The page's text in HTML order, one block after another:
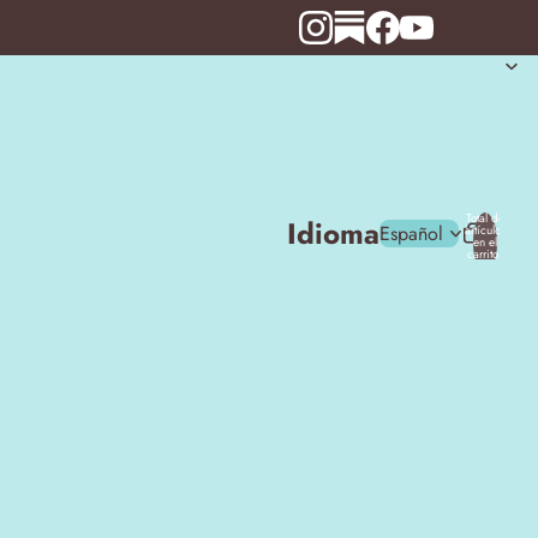
Idioma Total de
artículos
en el
carrito:
0